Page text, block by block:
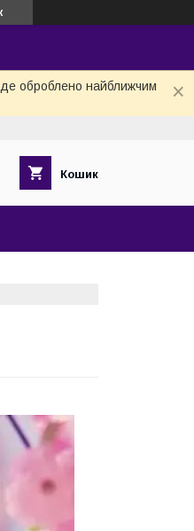
оброблено найближчим
Кошик